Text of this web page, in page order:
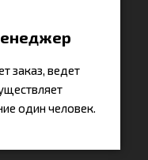
заказ, ведет
один человек.